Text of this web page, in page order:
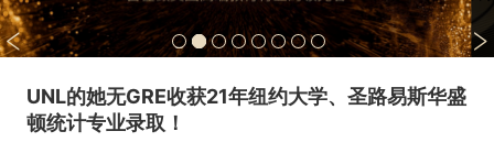
UNL的她无GRE收获21年纽约大学、圣路易斯华盛
顿统计专业录取！